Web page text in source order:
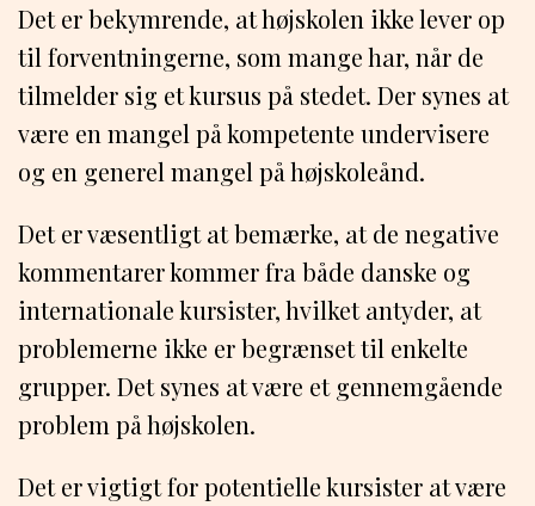
Det er bekymrende, at højskolen ikke lever op
til forventningerne, som mange har, når de
tilmelder sig et kursus på stedet. Der synes at
være en mangel på kompetente undervisere
og en generel mangel på højskoleånd.
Det er væsentligt at bemærke, at de negative
kommentarer kommer fra både danske og
internationale kursister, hvilket antyder, at
problemerne ikke er begrænset til enkelte
grupper. Det synes at være et gennemgående
problem på højskolen.
Det er vigtigt for potentielle kursister at være